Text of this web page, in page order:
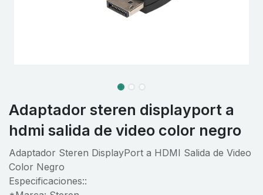
Adaptador steren displayport a
hdmi salida de video color negro
Adaptador Steren DisplayPort a HDMI Salida de Video
Color Negro
Especificaciones::